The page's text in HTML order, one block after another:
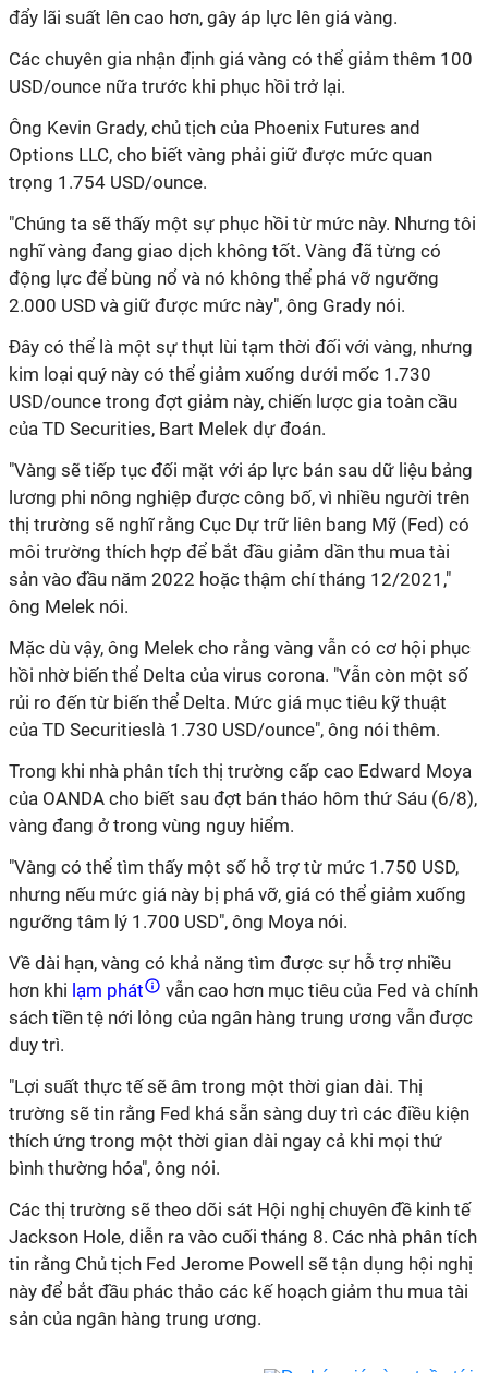
đẩy lãi suất lên cao hơn, gây áp lực lên giá vàng.
Các chuyên gia nhận định giá vàng có thể giảm thêm 100
USD/ounce nữa trước khi phục hồi trở lại.
Ông Kevin Grady, chủ tịch của Phoenix Futures and
Options LLC, cho biết vàng phải giữ được mức quan
trọng 1.754 USD/ounce.
"Chúng ta sẽ thấy một sự phục hồi từ mức này. Nhưng tôi
nghĩ vàng đang giao dịch không tốt. Vàng đã từng có
động lực để bùng nổ và nó không thể phá vỡ ngưỡng
2.000 USD và giữ được mức này", ông Grady nói.
Đây có thể là một sự thụt lùi tạm thời đối với vàng, nhưng
kim loại quý này có thể giảm xuống dưới mốc 1.730
USD/ounce trong đợt giảm này, chiến lược gia toàn cầu
của TD Securities, Bart Melek dự đoán.
"Vàng sẽ tiếp tục đối mặt với áp lực bán sau dữ liệu bảng
lương phi nông nghiệp được công bố, vì nhiều người trên
thị trường sẽ nghĩ rằng Cục Dự trữ liên bang Mỹ (Fed) có
môi trường thích hợp để bắt đầu giảm dần thu mua tài
sản vào đầu năm 2022 hoặc thậm chí tháng 12/2021,"
ông Melek nói.
Mặc dù vậy, ông Melek cho rằng vàng vẫn có cơ hội phục
hồi nhờ biến thể Delta của virus corona. "Vẫn còn một số
rủi ro đến từ biến thể Delta. Mức giá mục tiêu kỹ thuật
của TD Securitieslà 1.730 USD/ounce", ông nói thêm.
Trong khi nhà phân tích thị trường cấp cao Edward Moya
của OANDA cho biết sau đợt bán tháo hôm thứ Sáu (6/8),
vàng đang ở trong vùng nguy hiểm.
"Vàng có thể tìm thấy một số hỗ trợ từ mức 1.750 USD,
nhưng nếu mức giá này bị phá vỡ, giá có thể giảm xuống
ngưỡng tâm lý 1.700 USD", ông Moya nói.
Về dài hạn, vàng có khả năng tìm được sự hỗ trợ nhiều
hơn khi lạm phát
vẫn cao hơn mục tiêu của Fed và chính
sách tiền tệ nới lỏng của ngân hàng trung ương vẫn được
duy trì.
"Lợi suất thực tế sẽ âm trong một thời gian dài. Thị
trường sẽ tin rằng Fed khá sẵn sàng duy trì các điều kiện
thích ứng trong một thời gian dài ngay cả khi mọi thứ
bình thường hóa", ông nói.
Các thị trường sẽ theo dõi sát Hội nghị chuyên đề kinh tế
Jackson Hole, diễn ra vào cuối tháng 8. Các nhà phân tích
tin rằng Chủ tịch Fed Jerome Powell sẽ tận dụng hội nghị
này để bắt đầu phác thảo các kế hoạch giảm thu mua tài
sản của ngân hàng trung ương.